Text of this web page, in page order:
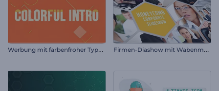
W
erbung mit farbenfroher Typografie F
irmen-Diashow mit Wabenmuster